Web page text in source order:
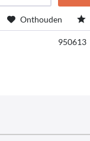
Onthouden
950613